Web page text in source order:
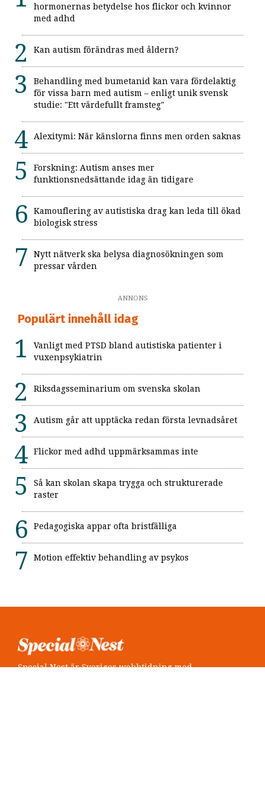
hormonernas betydelse hos flickor och kvinnor
med adhd
Kan autism förändras med åldern?
Behandling med bumetanid kan vara fördelaktig
för vissa barn med autism – enligt unik svensk
studie: "Ett värdefullt framsteg"
Alexitymi: När känslorna finns men orden saknas
Forskning: Autism anses mer
funktionsnedsättande idag än tidigare
Kamouflering av autistiska drag kan leda till ökad
biologisk stress
Nytt nätverk ska belysa diagnosökningen som
pressar vården
ANNONS
Populärt innehåll idag
Vanligt med PTSD bland autistiska patienter i
vuxenpsykiatrin
Riksdagsseminarium om svenska skolan
Autism går att upptäcka redan första levnadsåret
Flickor med adhd uppmärksammas inte
Så kan skolan skapa trygga och strukturerade
raster
Pedagogiska appar ofta bristfälliga
Motion effektiv behandling av psykos
Special Nest är Sveriges webbtidning med